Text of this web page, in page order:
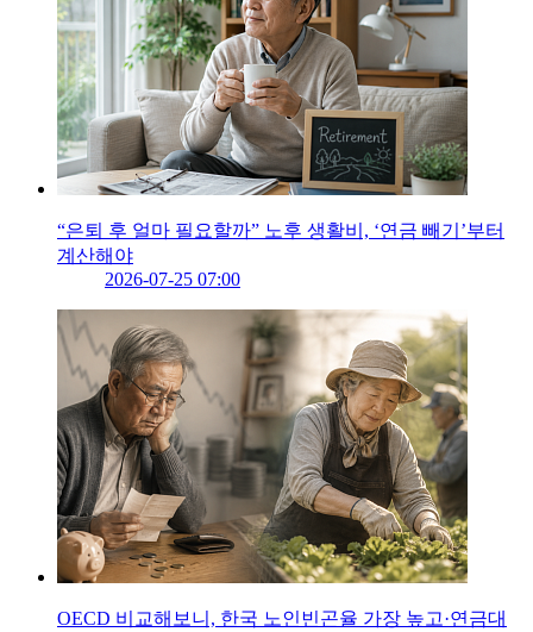
“은퇴 후 얼마 필요할까” 노후 생활비, ‘연금 빼기’부터
계산해야
2026-07-25 07:00
OECD 비교해보니, 한국 노인빈곤율 가장 높고·연금대